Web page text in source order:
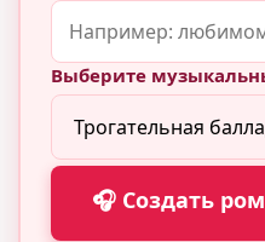
Выберите
🎧 Создать